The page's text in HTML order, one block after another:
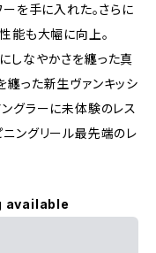
ーを手に入れた。さらに
能も大幅に向上。
しなやかさを纏った真
纏った新生ヴァンキッシ
グラーに未体験のレス
ニングリール最先端のレ
available